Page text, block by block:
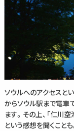
ソウルへのアクセスと
からソウル駅まで電車
ます。その上、「仁川
という感想を聞くことも